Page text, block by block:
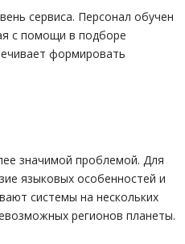
сервиса. Персонал обучен
с помощи в подборе
формировать
значимой проблемой. Для
языковых особенностей и
системы на нескольких
регионов планеты.